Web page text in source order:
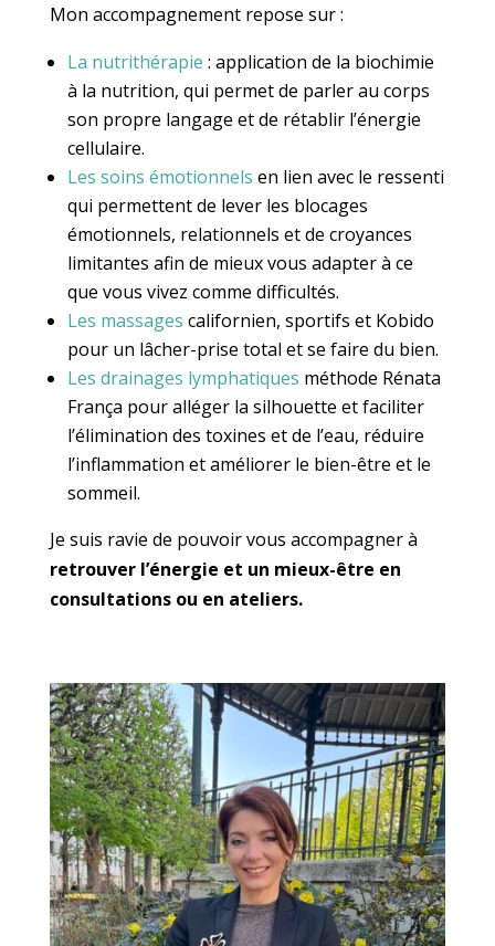
Mon accompagnement repose sur :
La nutrithérapie : application de la biochimie
à la nutrition, qui permet de parler au corps
son propre langage et de rétablir l’énergie
cellulaire.
Les soins émotionnels en lien avec le ressenti
qui permettent de lever les blocages
émotionnels, relationnels et de croyances
limitantes afin de mieux vous adapter à ce
que vous vivez comme difficultés.
Les massages californien, sportifs et Kobido
pour un lâcher-prise total et se faire du bien.
Les drainages lymphatiques méthode Rénata
França pour alléger la silhouette et faciliter
l’élimination des toxines et de l’eau, réduire
l’inflammation et améliorer le bien-être et le
sommeil.
Je suis ravie de pouvoir vous accompagner à
retrouver l’énergie et un mieux-être en
consultations ou en ateliers.